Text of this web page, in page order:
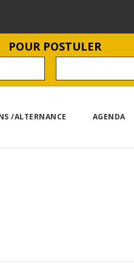
POUR POSTULER
/ALTERNANCE AGENDA